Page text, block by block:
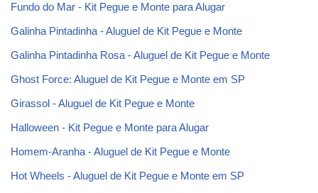
Fundo do Mar - Kit Pegue e Monte para Alugar
Galinha Pintadinha - Aluguel de Kit Pegue e Monte
Galinha Pintadinha Rosa - Aluguel de Kit Pegue e Monte
Ghost Force: Aluguel de Kit Pegue e Monte em SP
Girassol - Aluguel de Kit Pegue e Monte
Halloween - Kit Pegue e Monte para Alugar
Homem-Aranha - Aluguel de Kit Pegue e Monte
Hot Wheels - Aluguel de Kit Pegue e Monte em SP